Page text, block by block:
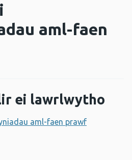
aml-faen
ei lawrlwytho
aml-faen prawf